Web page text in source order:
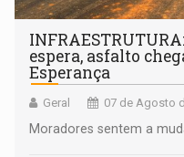
espera, asfalto
Esperança
Geral 07 de Agosto
Moradores sentem a